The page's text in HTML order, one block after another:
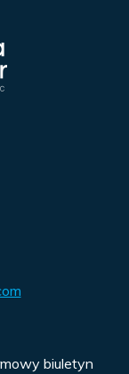
biuletyn